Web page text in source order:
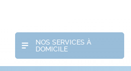
NOS SERVICES À
DOMICILE